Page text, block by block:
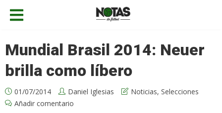
Mundial Brasil 2014: Neuer
brilla como líbero
01/07/2014 Daniel Iglesias Noticias, Selecciones
Añadir comentario